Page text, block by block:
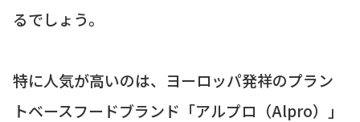
るでしょう。
特に人気が高いのは、ヨーロッパ発祥のプラン
トベースフードブランド「アルプロ（Alpro）」